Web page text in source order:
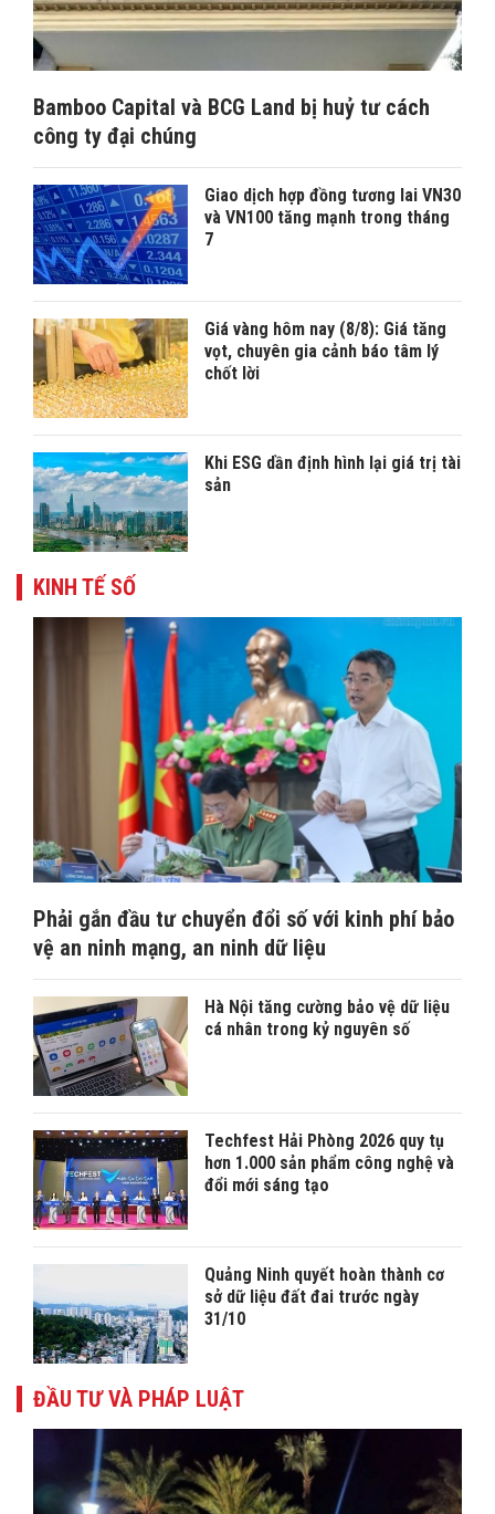
Bamboo Capital và BCG Land bị huỷ tư cách
công ty đại chúng
Giao dịch hợp đồng tương lai VN30
và VN100 tăng mạnh trong tháng
7
Giá vàng hôm nay (8/8): Giá tăng
vọt, chuyên gia cảnh báo tâm lý
chốt lời
Khi ESG dần định hình lại giá trị tài
sản
KINH TẾ SỐ
Phải gắn đầu tư chuyển đổi số với kinh phí bảo
vệ an ninh mạng, an ninh dữ liệu
Hà Nội tăng cường bảo vệ dữ liệu
cá nhân trong kỷ nguyên số
Techfest Hải Phòng 2026 quy tụ
hơn 1.000 sản phẩm công nghệ và
đổi mới sáng tạo
Quảng Ninh quyết hoàn thành cơ
sở dữ liệu đất đai trước ngày
31/10
ĐẦU TƯ VÀ PHÁP LUẬT